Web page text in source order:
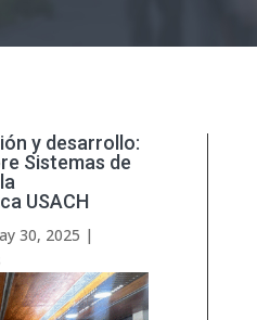
y desarrollo:
Sistemas de
USACH
30, 2025 |